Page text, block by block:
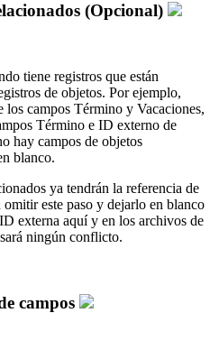
(Opcional)
tiene registros que están
de objetos. Por ejemplo,
los campos Término y Vacaciones,
Término e ID externo de
hay campos de objetos
blanco.
ya tendrán la referencia de
este paso y dejarlo en blanco
externa aquí y en los archivos de
ningún conflicto.
campos